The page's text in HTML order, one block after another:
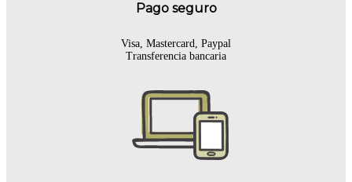
Pago seguro
Visa, Mastercard, Paypal
Transferencia bancaria